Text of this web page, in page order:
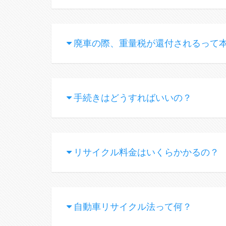
廃車の際、重量税が還付されるって
手続きはどうすればいいの？
リサイクル料金はいくらかかるの？
自動車リサイクル法って何？